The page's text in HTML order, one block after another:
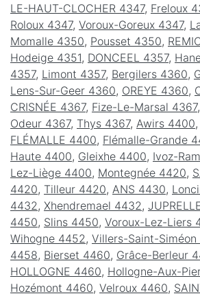
LE-HAUT-CLOCHER 4347, Freloux
Roloux 4347, Voroux-Goreux 4347,
Momalle 4350, Pousset 4350,
Hodeige 4351, DONCEEL 4357,
4357, Limont 4357, Bergilers 4360,
Lens-Sur-Geer 4360, OREYE 4360,
CRISNÉE 4367, Fize-Le-Marsal 4367,
Odeur 4367, Thys 4367, Awirs 4400,
FLÉMALLE 4400, Flémalle-Grande
Haute 4400, Gleixhe 4400, Ivoz-
Lez-Liège 4400, Montegnée 4420,
4420, Tilleur 4420, ANS 4430,
4432 , Xhendremael 4432 ,
4450, Slins 4450, Voroux-Lez-Liers
Wihogne 4452 , Villers-Saint-
4458, Bierset 4460, Grâce-Berleur
HOLLOGNE 4460, Hollogne-Aux-
Hozémont 4460, Velroux 4460,